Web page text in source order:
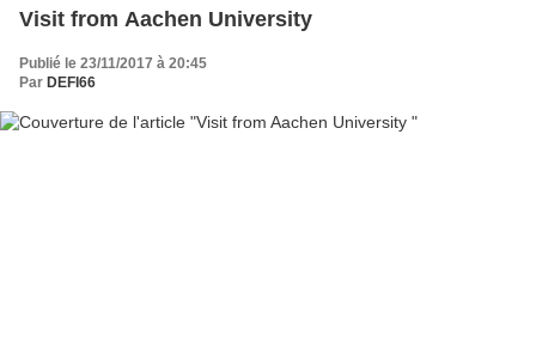
Visit from Aachen University
Publié le 23/11/2017 à 20:45
Par DEFI66